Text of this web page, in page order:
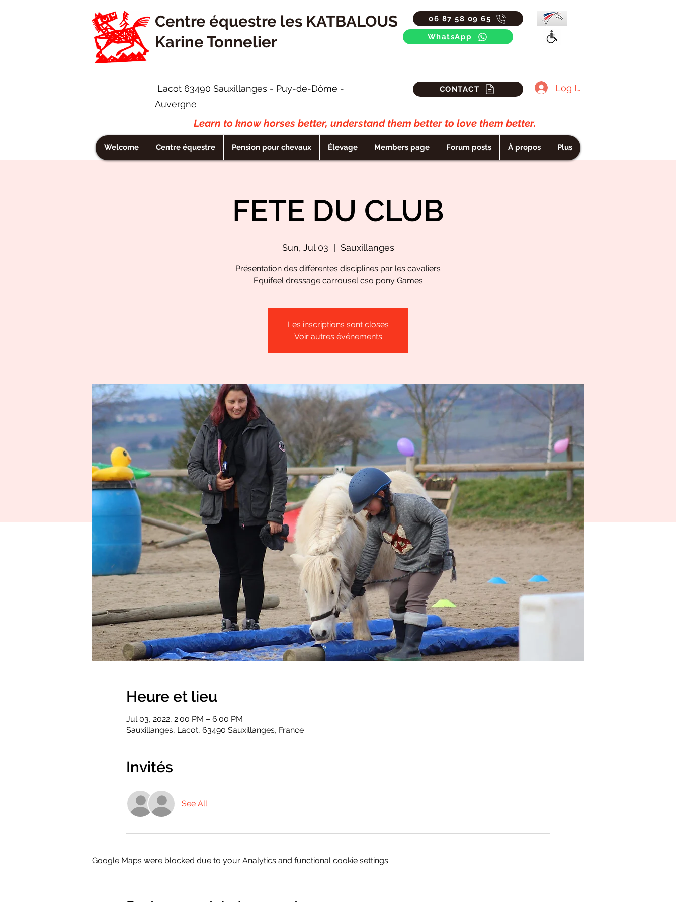
Centre équestre les KATBALOUS
Karine Tonnelier
06 87 58 09 65
WhatsApp
Lacot 63490 Sauxillanges - Puy-de-Dôme -
Auvergne
CONTACT Log In
Learn to know horses better, understand them better to love them better.
Welcome Centre équestre Pension pour chevaux Élevage Members page Forum posts À propos Plus
FETE DU CLUB
Sun, Jul 03 Sauxillanges
Présentation des différentes disciplines par les cavaliers
Equifeel dressage carrousel cso pony Games
Les inscriptions sont closes
Voir autres événements
Heure et lieu
Jul 03, 2022, 2:00 PM – 6:00 PM
Sauxillanges, Lacot, 63490 Sauxillanges, France
Invités
See All
Google Maps were blocked due to your Analytics and functional cookie settings.